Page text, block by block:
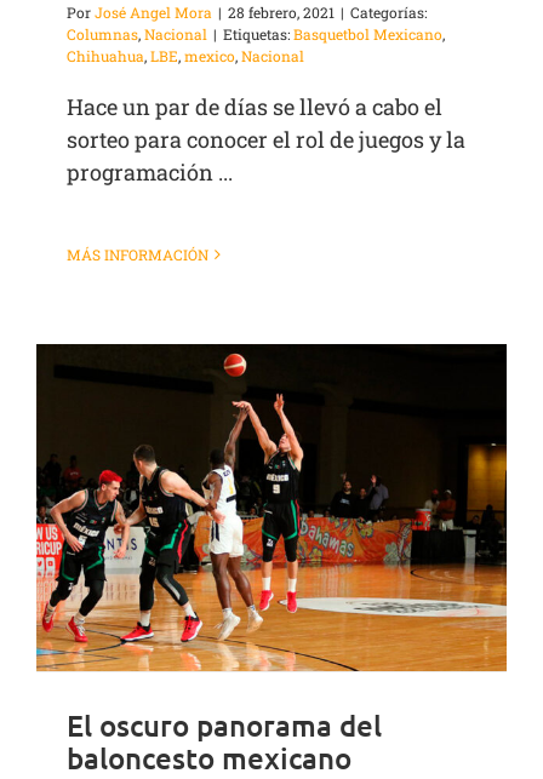
PorJosé Angel Mora | 28 febrero, 2021 | Categorías:
Columnas,Nacional | Etiquetas:Basquetbol Mexicano,
Chihuahua,LBE,mexico,Nacional
Hace un par de días se llevó a cabo el
sorteo para conocer el rol de juegos y la
programación ...
MÁS INFORMACIÓN
El oscuro panorama del
baloncesto mexicano